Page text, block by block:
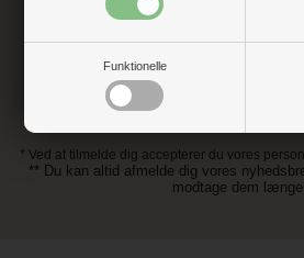
Funktionelle
* Ved at tilmelde dig accepterer du vores
** Du kan altid afmelde dig vores
modtage dem